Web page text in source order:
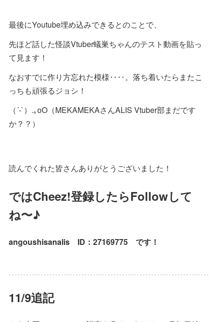
最後にYoutube埋め込みできるとのことで、
先ほど話した怪談Vtuber蟻巣ちゃんのテスト動画を貼っ
て見ます！
なおすでに作り方忘れた模様‥‥。落ち着いたらまたこ
っちも頑張るジョシ！
（´-`）.｡oO（MEKAMEKAさんALIS Vtuber部まだです
か？？）
読んでくれた皆さんありがとうございました！
ではCheez!登録したらFollowして
ね〜♪
angoushisanalis ID：27169775 です！
11/9追記